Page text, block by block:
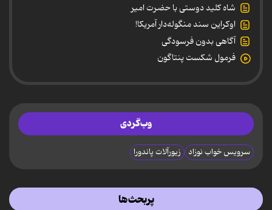
شاه کلید دوستی با حضرت امیر
اوکراین سند منگوله‌دار آمریکا!
آگاهی بدون فرسودگی
فرمول شکست پنتاگون
وب‌گردی
سرویس خواب نوزاد زیورآلات پاندورا
پربحث‌ها